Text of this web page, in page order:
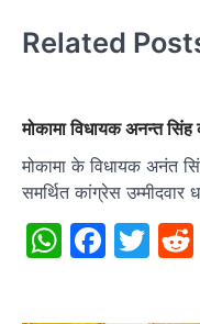
Related
मोकामा विधायक अनन्त
मोकामा के विधायक अनंत
समर्थित कांग्रेस उम्मीदवार